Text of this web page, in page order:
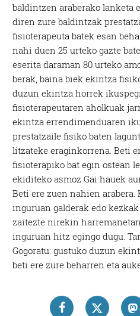
baldintzen araberako lanketa
diren zure baldintzak
fisioterapeuta batek esan
nahi duen 25 urteko gazte
eserita daraman 80 urteko
berak, baina biek ekintza
duzun ekintza horrek
fisioterapeutaren aholkuak
ekintza errendimenduaren
prestatzaile fisiko baten
litzateke eraginkorrena. Beti
fisioterapiko bat egin ostean
ekiditeko asmoz Gai hauek
Beti ere zuen nahien arabera.
inguruan galderak edo
zaitezte nirekin
inguruan hitz egingo dugu.
Gogoratu: gustuko duzun
beti ere zure beharren eta